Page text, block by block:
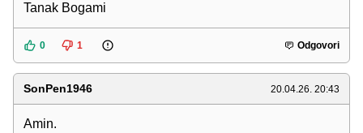
Tanak Bogami
0 1 Odgovori
SonPen1946 20.04.26. 20:43
Amin.